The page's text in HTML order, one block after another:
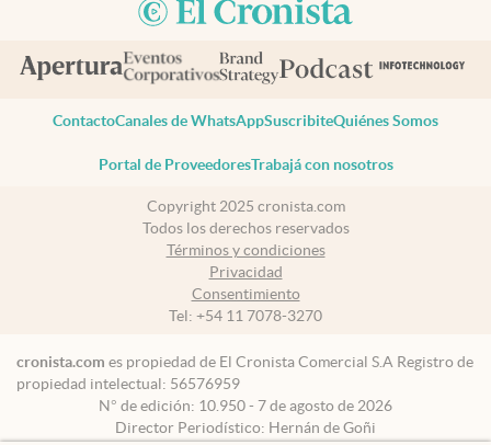
ContactoCanales de WhatsAppSuscribiteQuiénes Somos
Portal de ProveedoresTrabajá con nosotros
Copyright 2025 cronista.com
Todos los derechos reservados
Términos y condiciones
Privacidad
Consentimiento
Tel: +54 11 7078-3270
cronista.com es propiedad de El Cronista Comercial S.A Registro de
propiedad intelectual: 56576959
N° de edición: 10.950 - 7 de agosto de 2026
Director Periodístico: Hernán de Goñi